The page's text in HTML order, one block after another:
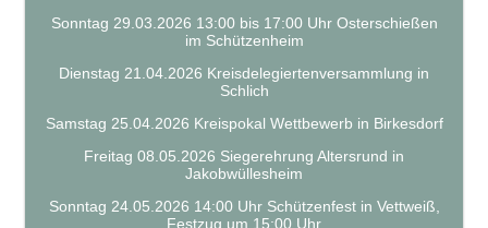
Sonntag 29.03.2026 13:00 bis 17:00 Uhr Osterschießen
im Schützenheim
Dienstag 21.04.2026 Kreisdelegiertenversammlung in
Schlich
Samstag 25.04.2026 Kreispokal Wettbewerb in Birkesdorf
Freitag 08.05.2026 Siegerehrung Altersrund in
Jakobwüllesheim
Sonntag 24.05.2026 14:00 Uhr Schützenfest in Vettweiß,
Festzug um 15:00 Uhr